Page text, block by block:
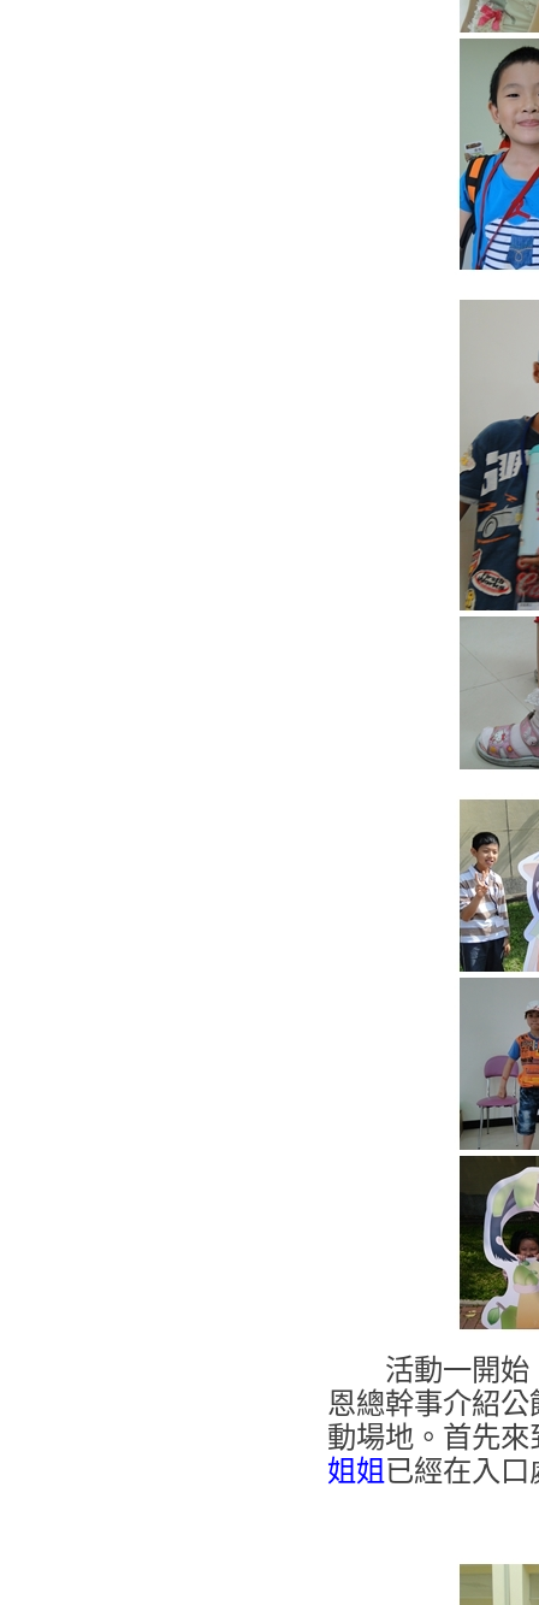
活動一開始，
恩總幹事介紹
動場地。首先
姐姐 已經在入